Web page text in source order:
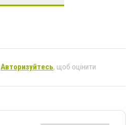
Авторизуйтесь, щоб оцінити